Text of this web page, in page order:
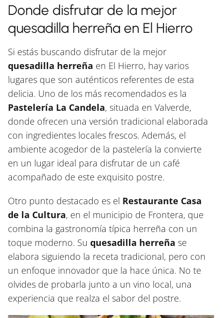
Donde disfrutar de la mejor
quesadilla herreña en El Hierro
Si estás buscando disfrutar de la mejor
quesadilla herreña en El Hierro, hay varios
lugares que son auténticos referentes de esta
delicia. Uno de los más recomendados es la
Pastelería La Candela, situada en Valverde,
donde ofrecen una versión tradicional elaborada
con ingredientes locales frescos. Además, el
ambiente acogedor de la pastelería la convierte
en un lugar ideal para disfrutar de un café
acompañado de este exquisito postre.
Otro punto destacado es el Restaurante Casa
de la Cultura, en el municipio de Frontera, que
combina la gastronomía típica herreña con un
toque moderno. Su quesadilla herreña se
elabora siguiendo la receta tradicional, pero con
un enfoque innovador que la hace única. No te
olvides de probarla junto a un vino local, una
experiencia que realza el sabor del postre.